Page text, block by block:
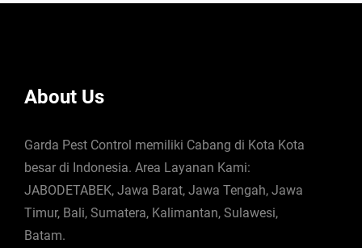
About Us
Garda Pest Control memiliki Cabang di Kota Kota
besar di Indonesia. Area Layanan Kami:
JABODETABEK, Jawa Barat, Jawa Tengah, Jawa
Timur, Bali, Sumatera, Kalimantan, Sulawesi,
Batam.